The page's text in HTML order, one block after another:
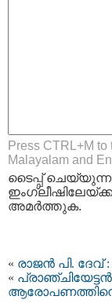
Press CTRL+M
Malayalam and
ടൈപ്പ്‌ ചെയ്യുന്ന
അമര്‍ത്തുക.
« രാജൻ പി. ദേവ്
«